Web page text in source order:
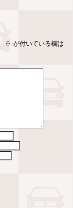
※ が付いている欄は